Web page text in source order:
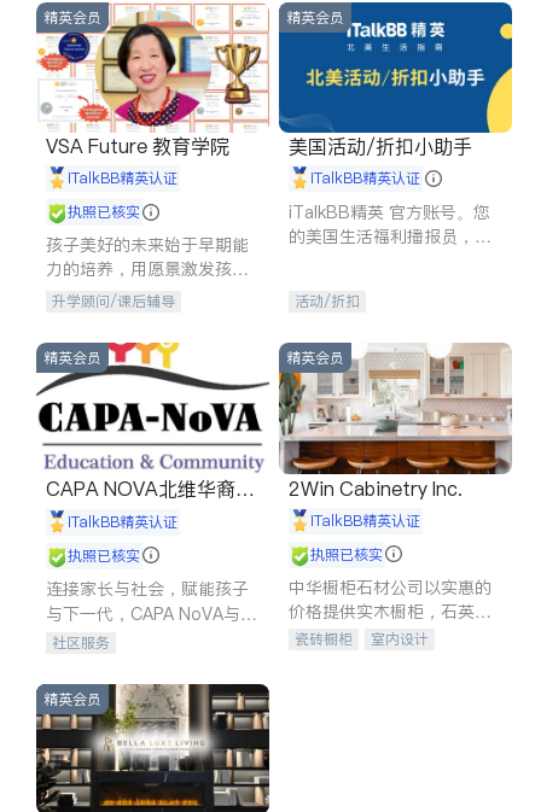
商铺租售
精英会员
VSA Future 教育学院
iTalkBB精英认证
执照已核实
孩子美好的未来始于早期能
力的培养，用愿景激发孩子
的学习潜力和动力。理念：
石。
升学顾问/课后辅导
精英会员
美国活动/折扣小助手
iTalkBB精英认证
iTalkBB精英 官方账号。您
的美国生活福利播报员，精
专属福利。
活动/折扣
精英会员
CAPA NOVA北维华裔家
长会iTalkBB精英认证
执照已核实
连接家长与社会，赋能孩子
与下一代，CAPA NoVA与您
携手建设包容、公平、充满
社区服务
精英会员
2Win Cabinetry Inc.
iTalkBB精英认证
执照已核实
中华橱柜石材公司以实惠的
价格提供实木橱柜，石英石
台面，多种优质不锈钢水
瓷砖橱柜
室内设计
精英会员